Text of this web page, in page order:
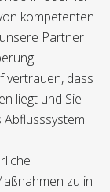
kompetenten
Partner
vertrauen, dass
liegt und Sie
zu in